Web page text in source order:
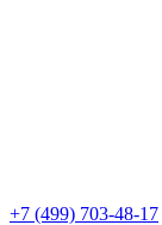
+7 (499) 703-48-17